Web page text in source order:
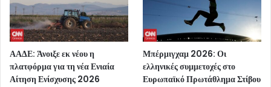
ΑΑΔΕ: Άνοιξε εκ νέου η
πλατφόρμα για τη νέα Ενιαία
Αίτηση Ενίσχυσης 2026
Μπέρμιγχαμ 2026: Οι
ελληνικές συμμετοχές στο
Ευρωπαϊκό Πρωτάθλημα Στίβου